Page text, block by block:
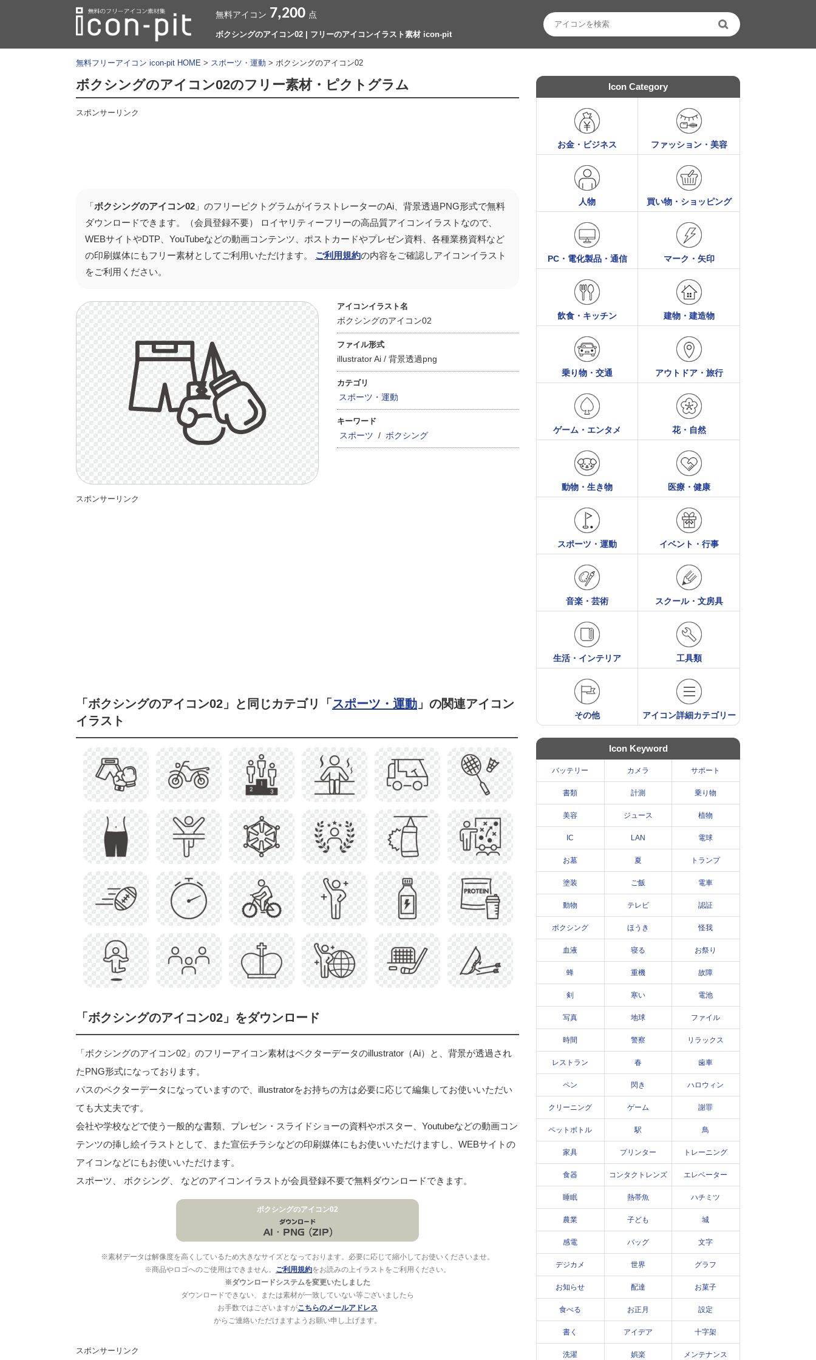
無料アイコン 7,200 点
ボクシングのアイコン02 | フリーのアイコンイラスト素材 icon-pit
無料フリーアイコン icon-pit HOME > スポーツ・運動 > ボクシングのアイコン02
ボクシングのアイコン02のフリー素材・ピクトグラム
スポンサーリンク
「ボクシングのアイコン02 」のフリーピクトグラムがイラストレーターのAi、背景透過PNG形式で無料
ダウンロードできます。（会員登録不要） ロイヤリティーフリーの高品質アイコンイラストなので、
WEBサイトやDTP、YouTubeなどの動画コンテンツ、ポストカードやプレゼン資料、各種業務資料など
の印刷媒体にもフリー素材としてご利用いただけます。 ご利用規約の内容をご確認しアイコンイラスト
をご利用ください。
アイコンイラスト名
ボクシングのアイコン02
ファイル形式
illustrator Ai / 背景透過png
カテゴリ
スポーツ・運動
キーワード
スポーツ / ボクシング
スポンサーリンク
「ボクシングのアイコン02」と同じカテゴリ「 スポーツ・運動 」の関連アイコン
イラスト
「ボクシングのアイコン02」をダウンロード
「ボクシングのアイコン02」のフリーアイコン素材はベクターデータのillustrator（Ai）と、背景が透過され
たPNG形式になっております。
パスのベクターデータになっていますので、illustratorをお持ちの方は必要に応じて編集してお使いいただい
ても大丈夫です。
会社や学校などで使う一般的な書類、プレゼン・スライドショーの資料やポスター、Youtubeなどの動画コン
テンツの挿し絵イラストとして、また宣伝チラシなどの印刷媒体にもお使いいただけますし、WEBサイトの
アイコンなどにもお使いいただけます。
スポーツ、 ボクシング、 などのアイコンイラストが会員登録不要で無料ダウンロードできます。
ボクシングのアイコン02
※素材データは解像度を高くしているため大きなサイズとなっております。必要に応じて縮小してお使いくださいませ。
※商品やロゴへのご使用はできません。 ご利用規約をお読みの上イラストをご利用ください。
※ダウンロードシステムを変更いたしました
ダウンロードできない、または素材が一致していない等ございましたら
お手数ではございますがこちらのメールアドレス
からご連絡いただけますようお願い申し上げます。
スポンサーリンク
Icon Category
お金・ビジネス ファッション・美容
人物 買い物・ショッピング
PC・電化製品・通信 マーク・矢印
飲食・キッチン 建物・建造物
乗り物・交通 アウトドア・旅行
ゲーム・エンタメ 花・自然
動物・生き物 医療・健康
スポーツ・運動 イベント・行事
音楽・芸術 スクール・文房具
生活・インテリア 工具類
その他 アイコン詳細カテゴリー
Icon Keyword
バッテリー カメラ サポート
書類 計測 乗り物
美容 ジュース 植物
IC LAN 電球
お墓 夏 トランプ
塗装 ご飯 電車
動物 テレビ 認証
ボクシング ほうき 怪我
血液 寝る お祭り
蜂 重機 故障
剣 寒い 電池
写真 地球 ファイル
時間 警察 リラックス
レストラン 春 歯車
ペン 閃き ハロウィン
クリーニング ゲーム 謝罪
ペットボトル 駅 鳥
家具 プリンター トレーニング
食器 コンタクトレンズ エレベーター
睡眠 熱帯魚 ハチミツ
農業 子ども 城
感電 バッグ 文字
デジカメ 世界 グラフ
お知らせ 配達 お菓子
食べる お正月 設定
書く アイデア 十字架
洗濯 娯楽 メンテナンス